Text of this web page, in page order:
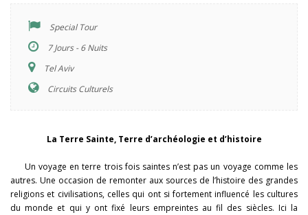
Special Tour
7 Jours - 6 Nuits
Tel Aviv
Circuits Culturels
La Terre Sainte, Terre d’archéologie et d’histoire
Un voyage en terre trois fois saintes n’est pas un voyage comme les
autres. Une occasion de remonter aux sources de l’histoire des grandes
religions et civilisations, celles qui ont si fortement influencé les cultures
du monde et qui y ont fixé leurs empreintes au fil des siècles. Ici la